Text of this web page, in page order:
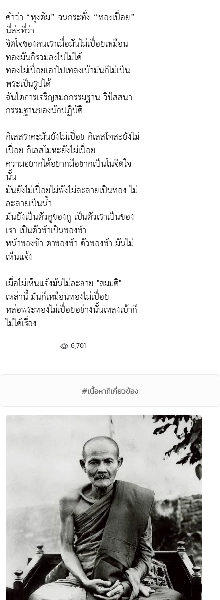
คำว่า “หุงต้ม” จนกระทั่ง “ทองเปื่อย”
นี่ล่ะที่ว่า
จิตใจของคนเราเมื่อมันไม่เปื่อยเหมือน
ทองมันก็รวมลงไปไม่ได้
ทองไม่เปื่อยเอาไปเทลงเบ้ามันก็ไม่เป็น
พระเป็นรูปได้
ฉันใดการเจริญสมถกรรมฐาน วิปัสสนา
กรรมฐานของนักปฏิบัติ
กิเลสราคะมันยังไม่เปื่อย กิเลสโทสะยังไม่
เปื่อย กิเลสโมหะยังไม่เปื่อย
ความอยากได้อยากมีอยากเป็นในจิตใจ
นั้น
มันยังไม่เปื่อยไม่พังไม่ละลายเป็นทอง ไม่
ละลายเป็นน้ำ
มันยังเป็นตัวกูของกู เป็นตัวเราเป็นของ
เรา เป็นตัวข้าเป็นของข้า
หน้าของข้า ตาของข้า ตัวของข้า มันไม่
เห็นแจ้ง
เมื่อไม่เห็นแจ้งมันไม่ละลาย "สมมติ"
เหล่านี้ มันก็เหมือนทองไม่เปื่อย
หล่อพระทองไม่เปื่อยอย่างนั้นเทลงเบ้าก็
ไม่ได้เรื่อง
6,701
#เนื้อหาที่เกี่ยวข้อง